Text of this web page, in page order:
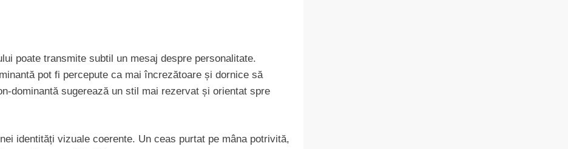
poate transmite subtil un mesaj despre personalitate.
pot fi percepute ca mai încrezătoare și dornice să
dominantă sugerează un stil mai rezervat și orientat spre
identități vizuale coerente. Un ceas purtat pe mâna potrivită,